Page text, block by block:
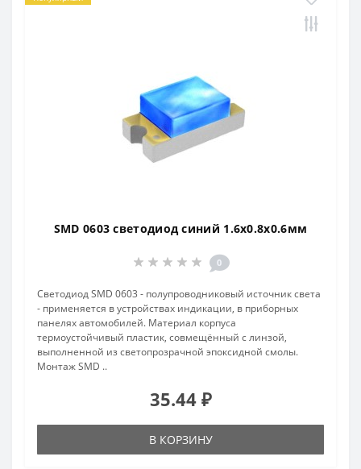
SMD 0603 светодиод синий 1.6х0.8х0.6мм
0
Светодиод SMD 0603 - полупроводниковый источник света
- применяется в устройствах индикации, в приборных
панелях автомобилей. Материал корпуса
термоустойчивый пластик, совмещённый с линзой,
выполненной из светопрозрачной эпоксидной смолы.
Монтаж SMD ..
35.44 ₽
В КОРЗИНУ